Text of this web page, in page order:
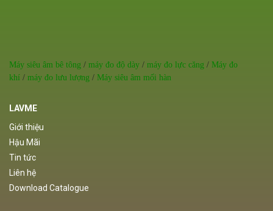
Máy siêu âm bê tông / máy đo độ dày / máy đo lực căng / Máy đo
khí / máy đo lưu lượng / Máy siêu âm mối hàn
LAVME
Giới thiệu
Hậu Mãi
Tin tức
Liên hệ
Download Catalogue